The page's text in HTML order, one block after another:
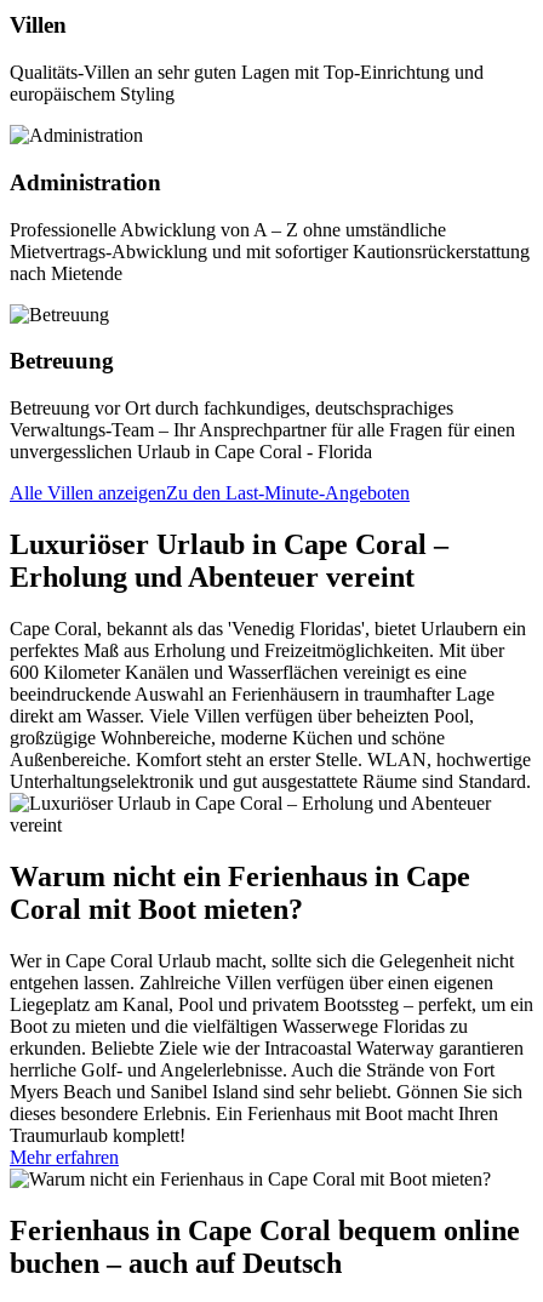
Villen
Qualitäts-Villen an sehr guten Lagen mit Top-Einrichtung und
europäischem Styling
Administration
Professionelle Abwicklung von A – Z ohne umständliche
Mietvertrags-Abwicklung und mit sofortiger Kautionsrückerstattung
nach Mietende
Betreuung
Betreuung vor Ort durch fachkundiges, deutschsprachiges
Verwaltungs-Team – Ihr Ansprechpartner für alle Fragen für einen
unvergesslichen Urlaub in Cape Coral - Florida
Alle Villen anzeigenZu den Last-Minute-Angeboten
Luxuriöser Urlaub in Cape Coral –
Erholung und Abenteuer vereint
Cape Coral, bekannt als das 'Venedig Floridas', bietet Urlaubern ein
perfektes Maß aus Erholung und Freizeitmöglichkeiten. Mit über
600 Kilometer Kanälen und Wasserflächen vereinigt es eine
beeindruckende Auswahl an Ferienhäusern in traumhafter Lage
direkt am Wasser. Viele Villen verfügen über beheizten Pool,
großzügige Wohnbereiche, moderne Küchen und schöne
Außenbereiche. Komfort steht an erster Stelle. WLAN, hochwertige
Unterhaltungselektronik und gut ausgestattete Räume sind Standard.
Warum nicht ein Ferienhaus in Cape
Coral mit Boot mieten?
Wer in Cape Coral Urlaub macht, sollte sich die Gelegenheit nicht
entgehen lassen. Zahlreiche Villen verfügen über einen eigenen
Liegeplatz am Kanal, Pool und privatem Bootssteg – perfekt, um ein
Boot zu mieten und die vielfältigen Wasserwege Floridas zu
erkunden. Beliebte Ziele wie der Intracoastal Waterway garantieren
herrliche Golf- und Angelerlebnisse. Auch die Strände von Fort
Myers Beach und Sanibel Island sind sehr beliebt. Gönnen Sie sich
dieses besondere Erlebnis. Ein Ferienhaus mit Boot macht Ihren
Traumurlaub komplett!
Mehr erfahren
Ferienhaus in Cape Coral bequem online
buchen – auch auf Deutsch